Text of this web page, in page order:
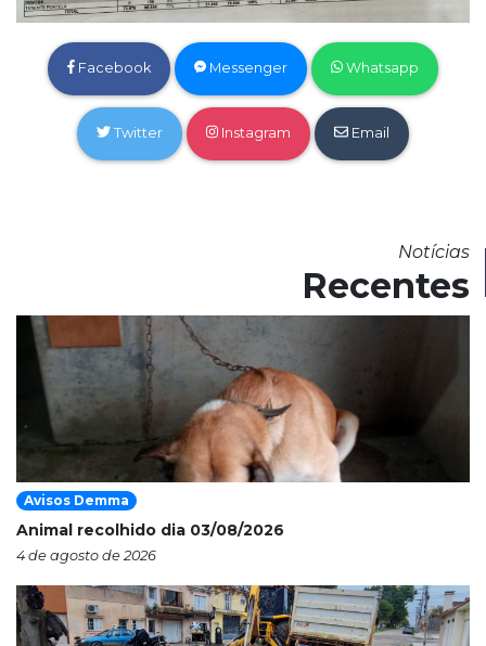
Facebook Messenger Whatsapp
Twitter Instagram Email
Notícias
Recentes
Avisos Demma
Animal recolhido dia 03/08/2026
4 de agosto de 2026